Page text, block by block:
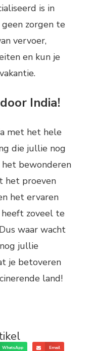
is in
geen zorgen te
vervoer,
en kun je
India!
met het hele
die jullie nog
bewonderen
het proeven
het ervaren
zoveel te
waar wacht
jullie
je betoveren
land!
WhatsApp Email